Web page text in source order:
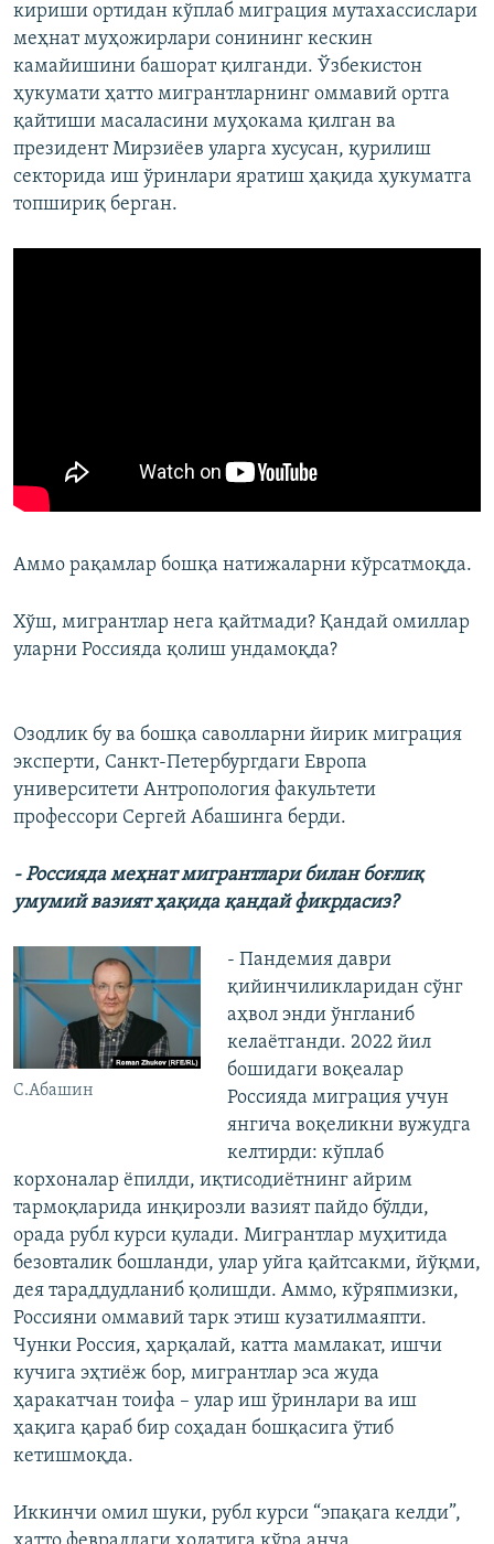
кириши ортидан кўплаб миграция мутахассислари
меҳнат муҳожирлари сонининг кескин
камайишини башорат қилганди. Ўзбекистон
ҳукумати ҳатто мигрантларнинг оммавий ортга
қайтиши масаласини муҳокама қилган ва
президент Мирзиёев уларга хусусан, қурилиш
секторида иш ўринлари яратиш ҳақида ҳукуматга
топшириқ берган.
Аммо рақамлар бошқа натижаларни кўрсатмоқда.
Хўш, мигрантлар нега қайтмади? Қандай омиллар
уларни Россияда қолиш ундамоқда?
Озодлик бу ва бошқа саволларни йирик миграция
эксперти, Санкт-Петербургдаги Европа
университети Антропология факультети
профессори Сергей Абашинга берди.
- Россияда меҳнат мигрантлари билан боғлиқ
умумий вазият ҳақида қандай фикрдасиз?
С.Абашин
- Пандемия даври
қийинчиликларидан сўнг
аҳвол энди ўнгланиб
келаётганди. 2022 йил
бошидаги воқеалар
Россияда миграция учун
янгича воқеликни вужудга
келтирди: кўплаб
корхоналар ёпилди, иқтисодиётнинг айрим
тармоқларида инқирозли вазият пайдо бўлди,
орада рубл курси қулади. Мигрантлар муҳитида
безовталик бошланди, улар уйга қайтсакми, йўқми,
дея тараддудланиб қолишди. Аммо, кўряпмизки,
Россияни оммавий тарк этиш кузатилмаяпти.
Чунки Россия, ҳарқалай, катта мамлакат, ишчи
кучига эҳтиёж бор, мигрантлар эса жуда
ҳаракатчан тоифа – улар иш ўринлари ва иш
ҳақига қараб бир соҳадан бошқасига ўтиб
кетишмоқда.
Иккинчи омил шуки, рубл курси “эпақага келди”,